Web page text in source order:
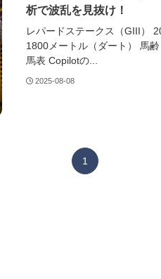
析で波乱を見抜け！
レパードステークス（GIII）
1800メートル（ダート） 馬
馬表 Copilotの...
2025-08-08
1